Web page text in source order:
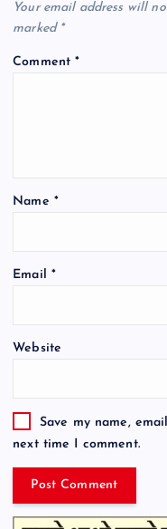
Your email address will
marked *
Comment*
Name *
Email *
Website
Save my name,
next time I comment.